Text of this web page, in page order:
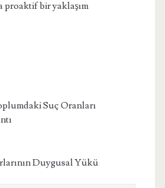
bir yaklaşım
Suç Oranları
Duygusal Yükü